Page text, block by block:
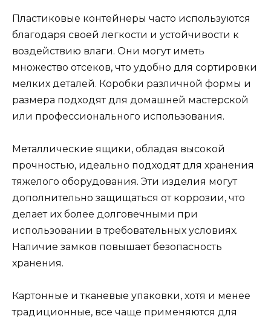
Пластиковые контейнеры часто используются
благодаря своей легкости и устойчивости к
воздействию влаги. Они могут иметь
множество отсеков, что удобно для сортировки
мелких деталей. Коробки различной формы и
размера подходят для домашней мастерской
или профессионального использования.
Металлические ящики, обладая высокой
прочностью, идеально подходят для хранения
тяжелого оборудования. Эти изделия могут
дополнительно защищаться от коррозии, что
делает их более долговечными при
использовании в требовательных условиях.
Наличие замков повышает безопасность
хранения.
Картонные и тканевые упаковки, хотя и менее
традиционные, все чаще применяются для